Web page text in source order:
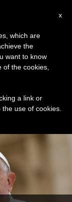
x
which are
the
want to know
the cookies,
a link or
use of cookies.